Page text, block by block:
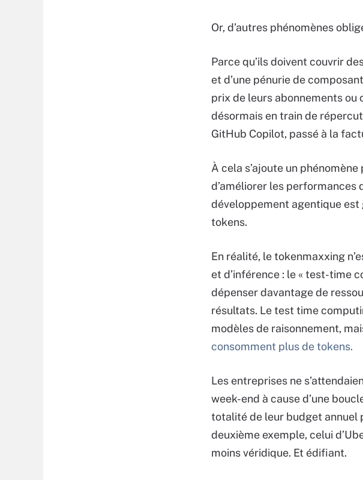
Or, d’autres phénomènes
Parce qu’ils doivent couvrir
et d’une pénurie de
prix de leurs abonnements ou
désormais en train de
GitHub Copilot, passé à la
À cela s’ajoute un
d’améliorer les performances
développement agentique est
tokens.
En réalité, le tokenmaxxing
et d’inférence : le « test-time
dépenser davantage de
résultats. Le test time
modèles de raisonnement,
consomment plus de tokens.
Les entreprises ne
week-end à cause d’une
totalité de leur budget annuel
deuxième exemple, celui
moins véridique. Et édifiant.